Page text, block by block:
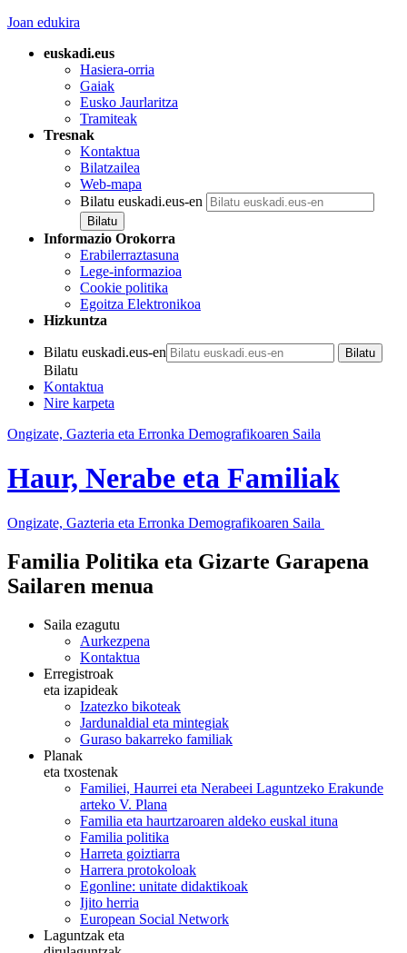
Joan edukira
euskadi.eus
Hasiera-orria
Gaiak
Eusko Jaurlaritza
Tramiteak
Tresnak
Kontaktua
Bilatzailea
Web-mapa
Bilatu euskadi.eus-en
Informazio Orokorra
Erabilerraztasuna
Lege-informazioa
Cookie politika
Egoitza Elektronikoa
Hizkuntza
Bilatu euskadi.eus-en
Bilatu
Kontaktua
Nire karpeta
Ongizate, Gazteria eta Erronka Demografikoaren Saila
Haur, Nerabe eta Familiak
Ongizate, Gazteria eta Erronka Demografikoaren Saila
Familia Politika eta Gizarte Garapena
Sailaren menua
Saila ezagutu
Aurkezpena
Kontaktua
Erregistroak
eta izapideak
Izatezko bikoteak
Jardunaldial eta mintegiak
Guraso bakarreko familiak
Planak
eta txostenak
Familiei, Haurrei eta Nerabeei Laguntzeko Erakunde
arteko V. Plana
Familia eta haurtzaroaren aldeko euskal ituna
Familia politika
Harreta goiztiarra
Harrera protokoloak
Egonline: unitate didaktikoak
Ijito herria
European Social Network
Laguntzak eta